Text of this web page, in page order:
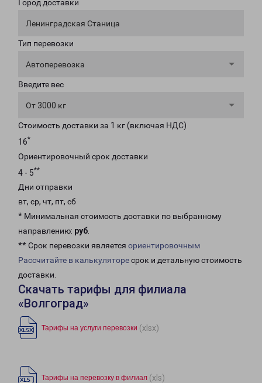
Город доставки
Ленинградская Станица
Тип перевозки
Автоперевозка
Введите вес
От 3000 кг
Стоимость доставки за 1 кг (включая НДС)
16*
Ориентировочный срок доставки
4 - 5**
Дни отправки
вт, ср, чт, пт, сб
* Минимальная стоимость доставки по выбранному
направлению: руб.
** Срок перевозки является ориентировочным
Рассчитайте в калькуляторесрок и детальную стоимость
доставки.
Скачать тарифы для филиала
«Волгоград»
Тарифы на услуги перевозки (xlsx)
Тарифы на перевозку в филиал (xls)